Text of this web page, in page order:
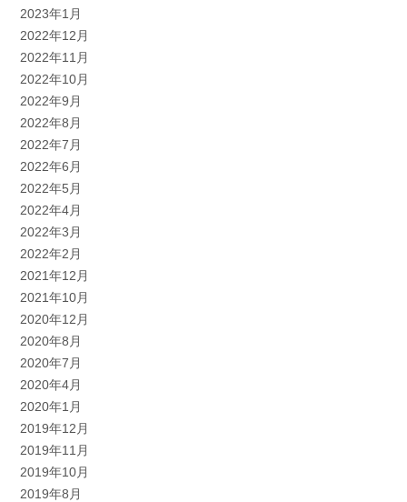
2023年1月
2022年12月
2022年11月
2022年10月
2022年9月
2022年8月
2022年7月
2022年6月
2022年5月
2022年4月
2022年3月
2022年2月
2021年12月
2021年10月
2020年12月
2020年8月
2020年7月
2020年4月
2020年1月
2019年12月
2019年11月
2019年10月
2019年8月